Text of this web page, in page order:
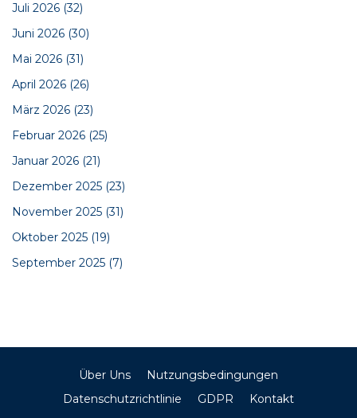
Juli 2026 (32)
Juni 2026 (30)
Mai 2026 (31)
April 2026 (26)
März 2026 (23)
Februar 2026 (25)
Januar 2026 (21)
Dezember 2025 (23)
November 2025 (31)
Oktober 2025 (19)
September 2025 (7)
Über Uns
Nutzungsbedingungen
Datenschutzrichtlinie
GDPR Kontakt